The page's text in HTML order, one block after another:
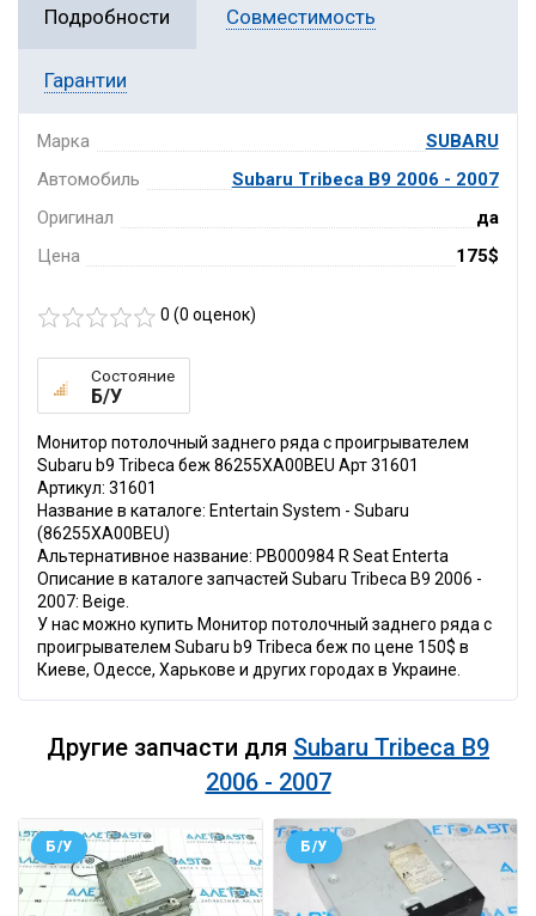
Подробности Совместимость
Гарантии
Марка
SUBARU
Автомобиль
Subaru Tribeca B9 2006 - 2007
Оригинал
да
Цена
175$
0 (0 оценок)
Состояние
Б/У
Монитор потолочный заднего ряда с проигрывателем
Subaru b9 Tribeca беж 86255XA00BEU Арт 31601
Артикул: 31601
Название в каталоге: Entertain System - Subaru
(86255XA00BEU)
Альтернативное название: PB000984 R Seat Enterta
Описание в каталоге запчастей Subaru Tribeca B9 2006 -
2007: Beige.
У нас можно купить Монитор потолочный заднего ряда с
проигрывателем Subaru b9 Tribeca беж по цене 150$ в
Киеве, Одессе, Харькове и других городах в Украине.
Другие запчасти для Subaru Tribeca B9
2006 - 2007
Б/У Б/У